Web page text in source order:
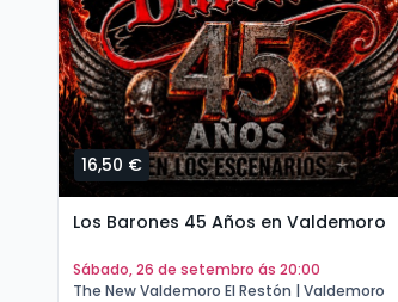
16,50 €
Los Barones 45 Años en Valdemoro
sábado, 26 de setembro ás 20:00
The New Valdemoro El Restón | Valdemoro